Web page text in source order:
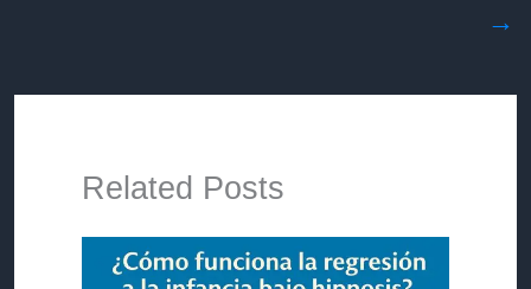
→
Related Posts